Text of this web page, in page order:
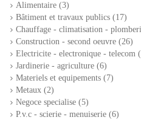
Alimentaire (3)
Bâtiment et travaux publics (17)
Chauffage - climatisation -
Construction - second oeuvre (26)
Electricite - electronique - telecom
Jardinerie - agriculture (6)
Materiels et equipements (7)
Metaux (2)
Negoce specialise (5)
P.v.c - scierie - menuiserie (6)